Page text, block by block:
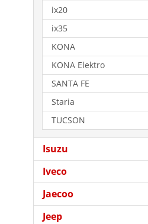
ix20
ix35
KONA
KONA Elektro
SANTA FE
Staria
TUCSON
Isuzu
Iveco
Jaecoo
Jeep